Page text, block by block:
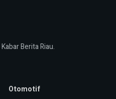
Berita Riau.
Otomotif